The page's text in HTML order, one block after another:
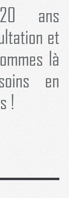
ans
et
là
en
!